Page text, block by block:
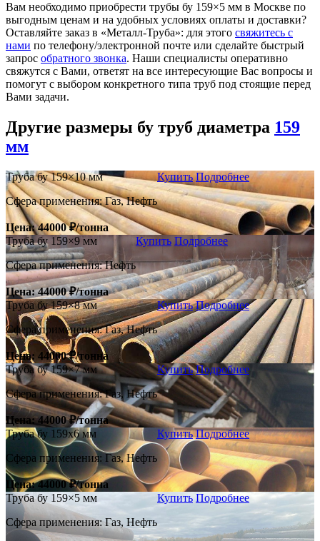
Вам необходимо приобрести трубы бу 159×5 мм в Москве по
выгодным ценам и на удобных условиях оплаты и доставки?
Оставляйте заказ в «Металл-Труба»: для этого свяжитесь с
нами по телефону/электронной почте или сделайте быстрый
запрос обратного звонка. Наши специалисты оперативно
свяжутся с Вами, ответят на все интересующие Вас вопросы и
помогут с выбором конкретного типа труб под стоящие перед
Вами задачи.
Другие размеры бу труб диаметра 159
мм
Труба бу 159×10 мм
Сфера применения: Газ, Нефть
Цена: 44000 ₽/тонна
Купить Подробнее
Труба бу 159×9 мм
Сфера применения: Нефть
Цена: 44000 ₽/тонна
Купить Подробнее
Труба бу 159×8 мм
Сфера применения: Газ, Нефть
Цена: 44000 ₽/тонна
Купить Подробнее
Труба бу 159×7 мм
Сфера применения: Газ, Нефть
Цена: 44000 ₽/тонна
Купить Подробнее
Труба бу 159х6 мм
Сфера применения: Газ, Нефть
Цена: 44000 ₽/тонна
Купить Подробнее
Труба бу 159×5 мм
Сфера применения: Газ, Нефть
Купить Подробнее